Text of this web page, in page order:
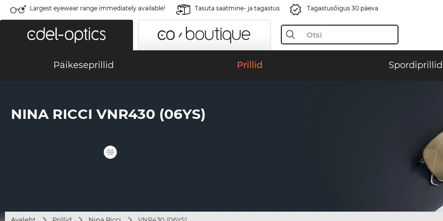
Largest eyewear range immediately available! Tasuta saatmine- ja tagastus Tagastusõigus 30 päeva
Päikeseprillid Prillid Spordiprillid
NINA RICCI VNR430 (06YS)